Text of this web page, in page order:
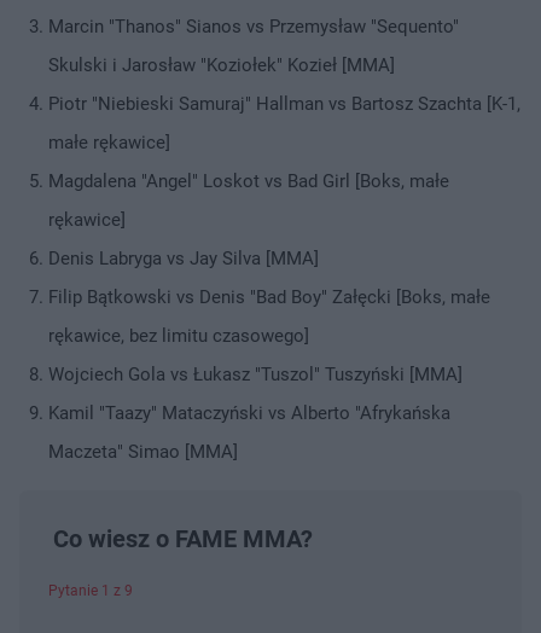
Marcin "Thanos" Sianos vs Przemysław "Sequento"
Skulski i Jarosław "Koziołek" Kozieł [MMA]
Piotr "Niebieski Samuraj" Hallman vs Bartosz Szachta [K-1,
małe rękawice]
Magdalena "Angel" Loskot vs Bad Girl [Boks, małe
rękawice]
Denis Labryga vs Jay Silva [MMA]
Filip Bątkowski vs Denis "Bad Boy" Załęcki [Boks, małe
rękawice, bez limitu czasowego]
Wojciech Gola vs Łukasz "Tuszol" Tuszyński [MMA]
Kamil "Taazy" Mataczyński vs Alberto "Afrykańska
Maczeta" Simao [MMA]
Co wiesz o FAME MMA?
Pytanie 1 z 9